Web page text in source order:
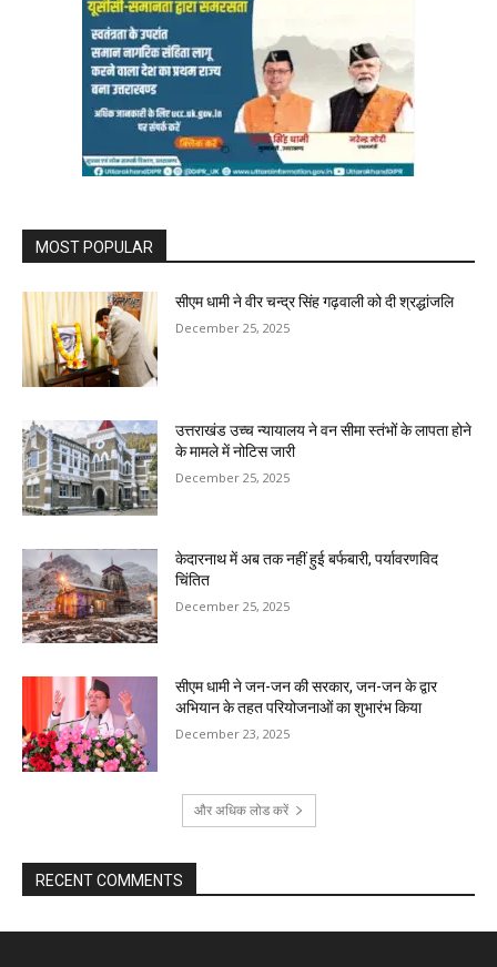
MOST POPULAR
सीएम धामी ने वीर चन्द्र सिंह गढ़वाली को दी श्रद्धांजलि
December 25, 2025
उत्तराखंड उच्च न्यायालय ने वन सीमा स्तंभों के लापता होने
के मामले में नोटिस जारी
December 25, 2025
केदारनाथ में अब तक नहीं हुई बर्फबारी, पर्यावरणविद
चिंतित
December 25, 2025
सीएम धामी ने जन-जन की सरकार, जन-जन के द्वार
अभियान के तहत परियोजनाओं का शुभारंभ किया
December 23, 2025
और अधिक लोड करें
RECENT COMMENTS